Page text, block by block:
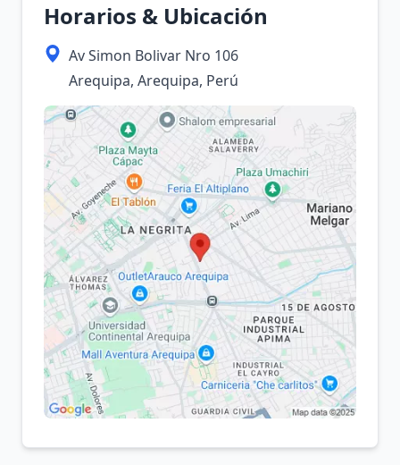
Horarios & Ubicación
Av Simon Bolivar Nro 106
Arequipa, Arequipa, Perú